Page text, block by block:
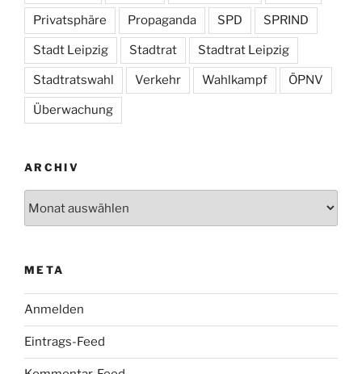
Privatsphäre Propaganda SPD SPRIND
Stadt Leipzig Stadtrat Stadtrat Leipzig
Stadtratswahl Verkehr Wahlkampf ÖPNV
Überwachung
ARCHIV
META
Anmelden
Eintrags-Feed